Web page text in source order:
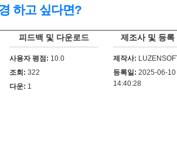
하고 싶다면?
피드백 및 다운로드
사용자 평점: 10.0
조회: 322
다운: 1
제조사 및 등록
제작사:
등록일: 2025-06-10
14:40:28